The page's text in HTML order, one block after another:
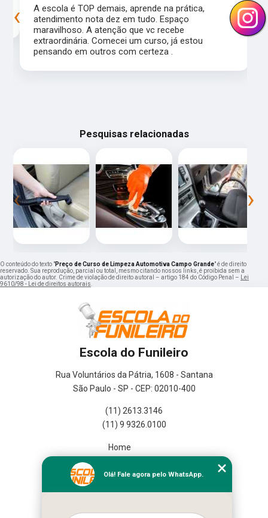
A escola é TOP demais, aprende na prática,
atendimento nota dez em tudo. Espaço
maravilhoso. A atenção que vc recebe
extraordinária. Comecei um curso, já estou
pensando em outros com certeza .
‹ ›
Pesquisas relacionadas
‹ ›
O conteúdo do texto "Preço de Curso de Limpeza Automotiva Campo Grande" é de direito
reservado. Sua reprodução, parcial ou total, mesmo citando nossos links, é proibida sem a
autorização do autor. Crime de violação de direito autoral – artigo 184 do Código Penal –
Lei
9610/98 - Lei de direitos autorais
Escola do Funileiro
Rua Voluntários da Pátria, 1608 - Santana
São Paulo - SP - CEP: 02010-400
(11) 2613.3146
(11) 9 9326.0100
Home
Missão
Olá! Fale agora pelo WhatsApp.